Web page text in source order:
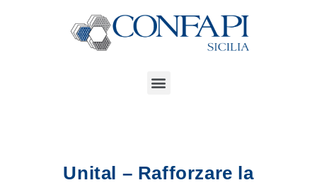
Unital – Rafforzare la